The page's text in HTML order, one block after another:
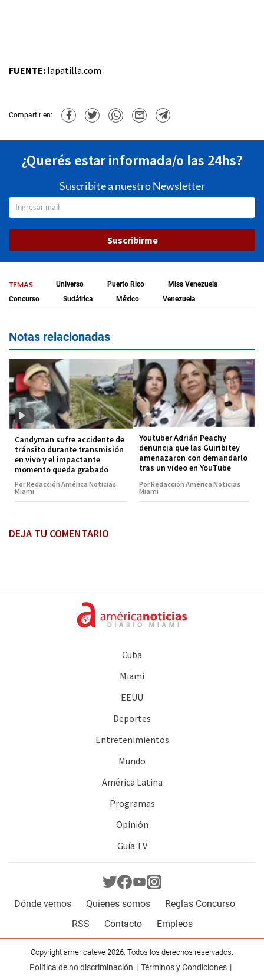
FUENTE: lapatilla.com
Compartir en:
¿Querés estar informada/o las 24hs?
Suscribite a nuestro Newsletter
Suscribirme
TEMAS Universo Puerto Rico
Miss Venezuela
Concurso
Sudáfrica México Venezuela
Notas relacionadas
Candyman sufre accidente de
tránsito durante transmisión
en vivo y el impactante
momento queda grabado
Por Redacción América Noticias
Miami
Youtuber Adrián Peachy
denuncia que las Guiribitey
amenazaron con demandarlo
tras un video en YouTube
Por Redacción América Noticias
Miami
DEJA TU COMENTARIO
Cuba
Miami
EEUU
Deportes
Entretenimientos
Mundo
América Latina
Programas
Opinión
Guía TV
Dónde vernos Quienes somos
Reglas Concurso
RSS
Contacto Empleos
Copyright americateve 2026. Todos los derechos reservados.
Política de no discriminación Términos y Condiciones